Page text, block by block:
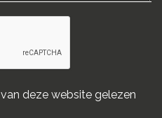
van deze website gelezen